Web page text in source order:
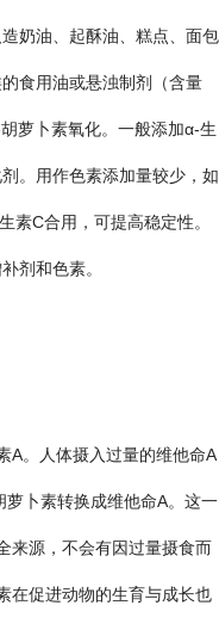
奶油、起酥油、糕点、面包
食用油或悬浊制剂（含量
萝卜素氧化。一般添加α-生
。用作色素添加量较少，如
素C合用，可提高稳定性。
剂和色素。
A。人体摄入过量的维他命A
卜素转换成维他命A。这一
来源，不会有因过量摄食而
在促进动物的生育与成长也